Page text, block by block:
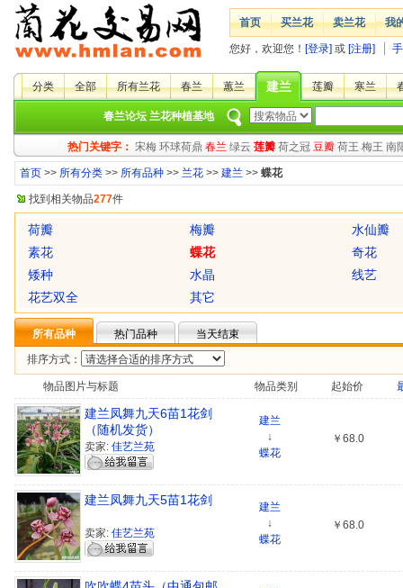
首页 买兰花 卖兰花 我
您好，欢迎您！ [登录] 或 [注册]
分类 全部 所有兰花 春兰 蕙兰 建兰 莲瓣 寒兰
春兰论坛 兰花种植基地
热门关键字： 宋梅 环球荷鼎 春兰 绿云 莲瓣 荷之冠 豆瓣 荷王 梅王 南
首页 >> 所有分类 >> 所有品种 >> 兰花 >> 建兰 >> 蝶花
找到相关物品277件
荷瓣 梅瓣
水仙瓣
素花
蝶花
奇花
矮种
水晶
线艺
花艺双全
其它
所有品种 热门品种
当天结束
排序方式：
物品图片与标题 物品类别 起始价
建兰凤舞九天6苗1花剑
（随机发货）
卖家: 佳艺兰苑
建兰
↓
蝶花
￥68.0
建兰凤舞九天5苗1花剑
卖家: 佳艺兰苑
建兰
↓
蝶花
￥68.0